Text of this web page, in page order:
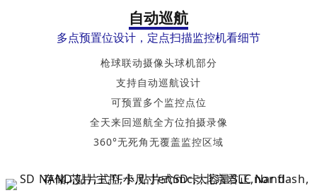
自动巡航
多点预置位设计，定点扫描监控机看细节
枪球联动摄像头球机部分
支持自动巡航设计
可预置多个监控点位
全天来回巡航全方位拍摄录像
360°无死角无覆盖监控区域